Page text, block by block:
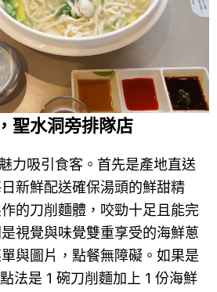
聖水洞旁排隊店
力吸引食客。首先是產地直送
新鮮配送確保湯頭的鮮甜精
的刀削麵體，咬勁十足且能完
視覺與味覺雙重享受的海鮮蔥
與圖片，點餐無障礙。如果是
法是 1 碗刀削麵加上 1 份海鮮